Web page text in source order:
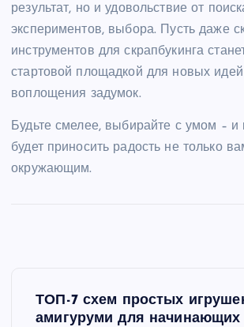
результат, но и удовольствие от
экспериментов, выбора. Пусть даже
инструментов для скрапбукинга
стартовой площадкой для новых
воплощения задумок.
Будьте смелее, выбирайте с умом – и
будет приносить радость не только
окружающим.
ТОП-7 схем простых
амигуруми для начинающих